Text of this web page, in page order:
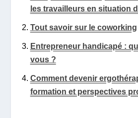
les travailleurs en situation
Tout savoir sur le coworking
Entrepreneur handicapé :
vous ?
Comment devenir
formation et perspectives